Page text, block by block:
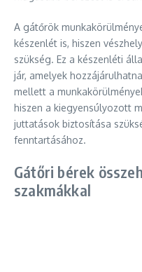
A gátőrök
készenlét is, hiszen
szükség. Ez a készenléti
jár, amelyek
mellett a
hiszen a kiegyensúlyozott
juttatások biztosítása
fenntartásához.
Gátőri bérek
szakmákkal